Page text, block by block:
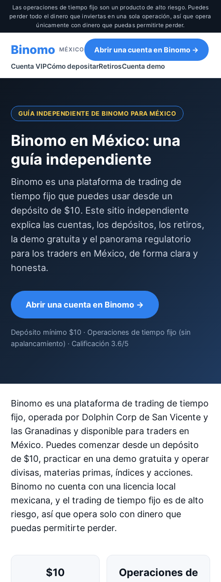
Las operaciones de tiempo fijo son un producto de alto riesgo. Puedes
perder todo el dinero que inviertas en una sola operación, así que opera
únicamente con dinero que puedas permitirte perder.
Binomo MÉXICO
Cuenta VIPCómo depositarRetirosCuenta demo
Abrir una cuenta en Binomo →
GUÍA INDEPENDIENTE DE BINOMO PARA MÉXICO
Binomo en México: una
guía independiente
Binomo es una plataforma de trading de
tiempo fijo que puedes usar desde un
depósito de $10. Este sitio independiente
explica las cuentas, los depósitos, los retiros,
la demo gratuita y el panorama regulatorio
para los traders en México, de forma clara y
honesta.
Abrir una cuenta en Binomo →
Depósito mínimo $10 · Operaciones de tiempo fijo (sin
apalancamiento) · Calificación 3.6/5
Binomo es una plataforma de trading de tiempo
fijo, operada por Dolphin Corp de San Vicente y
las Granadinas y disponible para traders en
México. Puedes comenzar desde un depósito
de $10, practicar en una demo gratuita y operar
divisas, materias primas, índices y acciones.
Binomo no cuenta con una licencia local
mexicana, y el trading de tiempo fijo es de alto
riesgo, así que opera solo con dinero que
puedas permitirte perder.
$10
Operaciones de